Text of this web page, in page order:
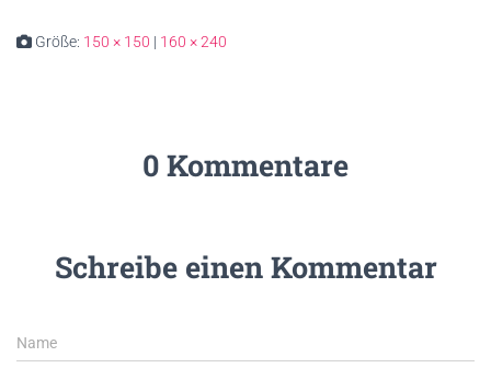
Größe: 150 × 150 | 160 × 240
0 Kommentare
Schreibe einen Kommentar
Name